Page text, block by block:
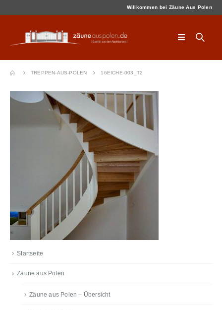
Willkommen bei Zäune Aus Polen
TREPPEN-AUS-POLEN 16EICHE-003_T2
Startseite
Zäune aus Polen
Zäune aus Polen – Übersicht